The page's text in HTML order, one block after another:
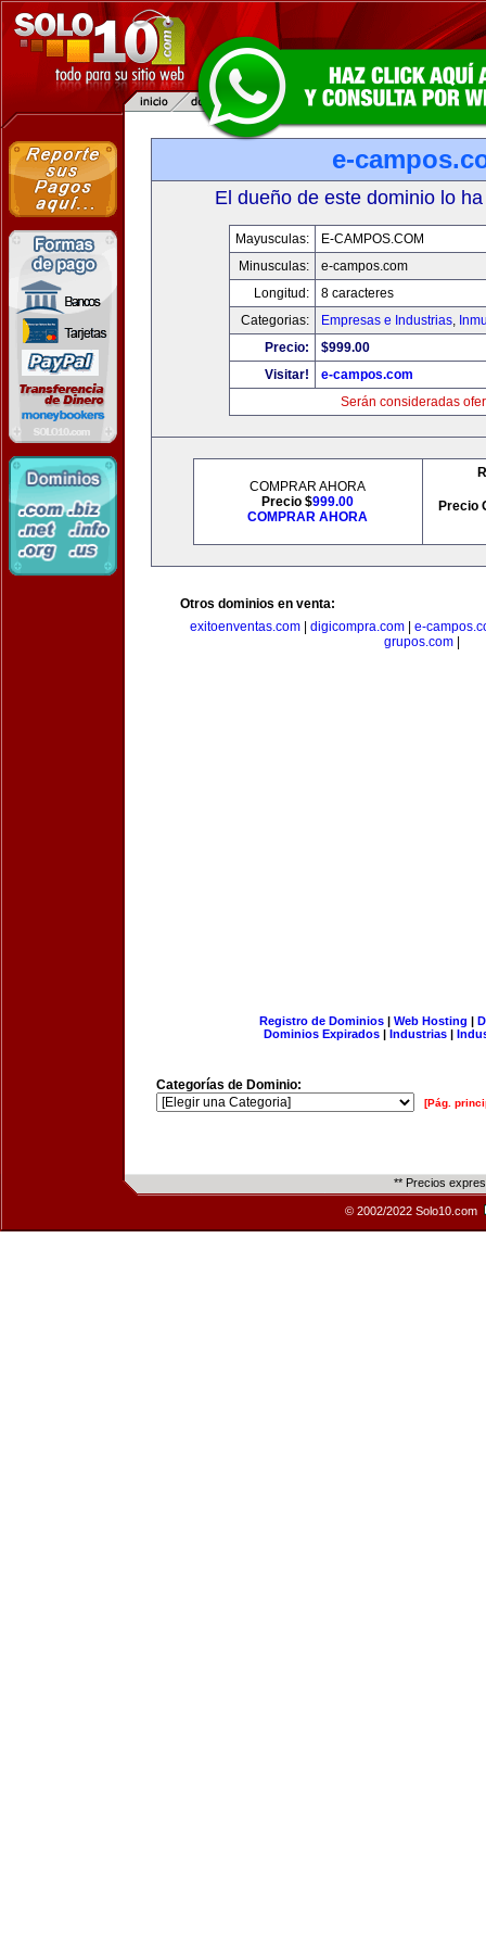
e-
El dueño de este dominio lo
Mayusculas:
E-CAMPOS.COM
Minusculas:
e-campos.com
Longitud:
8 caracteres
Categorias:
Empresas e Industrias,
Precio:
$999.00
Visitar!
e-campos.com
Serán consideradas
COMPRAR AHORA
Precio $999.00
COMPRAR AHORA
Precio
Otros dominios en venta:
exitoenventas.com| digicompra.com| e-
grupos.com
Registro de Dominios| Web Hosting |
Dominios Expirados | Industrias |
Categorías de Dominio:
[Pág.
** Precios
© 2002/2022 Solo10.com